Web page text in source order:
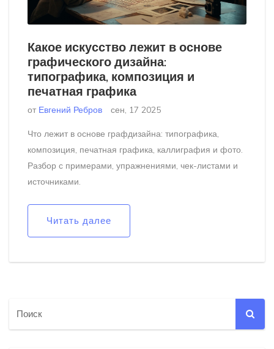
Какое искусство лежит в основе
графического дизайна:
типографика, композиция и
печатная графика
от Евгений Ребров сен, 17 2025
Что лежит в основе графдизайна: типографика,
композиция, печатная графика, каллиграфия и фото.
Разбор с примерами, упражнениями, чек-листами и
источниками.
Читать далее